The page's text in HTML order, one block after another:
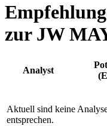
zur JW
Analyst
Aktuell sind keine
entsprechen.